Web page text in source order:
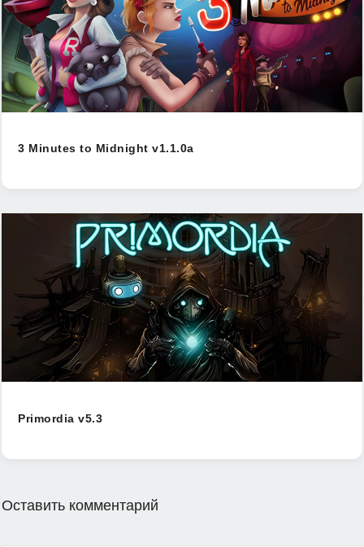
3 Minutes to Midnight v1.1.0a
Primordia v5.3
Оставить комментарий